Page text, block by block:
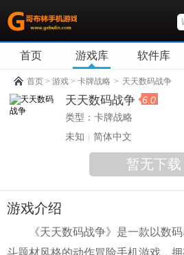
首页 游戏库 软件库
首页 > 游戏 > 卡牌战略 > 天天数码战争
天天数码战争 6.0
类型： 卡牌战略
未知
简体中文
暂无下载
游戏介绍
《天天数码战争》是一款以数码
斗题材风格的动作冒险手机游戏，